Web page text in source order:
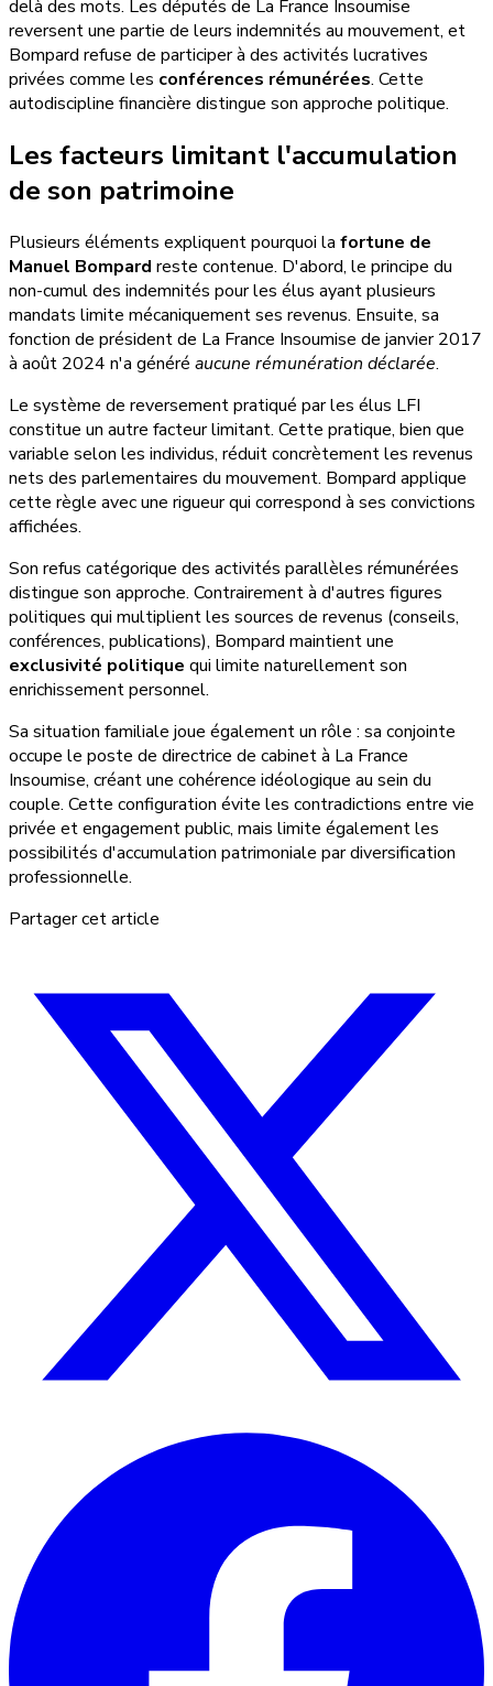
delà des mots. Les députés de La France Insoumise
reversent une partie de leurs indemnités au mouvement, et
Bompard refuse de participer à des activités lucratives
privées comme les conférences rémunérées. Cette
autodiscipline financière distingue son approche politique.
Les facteurs limitant l'accumulation
de son patrimoine
Plusieurs éléments expliquent pourquoi la fortune de
Manuel Bompard reste contenue. D'abord, le principe du
non-cumul des indemnités pour les élus ayant plusieurs
mandats limite mécaniquement ses revenus. Ensuite, sa
fonction de président de La France Insoumise de janvier 2017
à août 2024 n'a généré aucune rémunération déclarée.
Le système de reversement pratiqué par les élus LFI
constitue un autre facteur limitant. Cette pratique, bien que
variable selon les individus, réduit concrètement les revenus
nets des parlementaires du mouvement. Bompard applique
cette règle avec une rigueur qui correspond à ses convictions
affichées.
Son refus catégorique des activités parallèles rémunérées
distingue son approche. Contrairement à d'autres figures
politiques qui multiplient les sources de revenus (conseils,
conférences, publications), Bompard maintient une
exclusivité politique qui limite naturellement son
enrichissement personnel.
Sa situation familiale joue également un rôle : sa conjointe
occupe le poste de directrice de cabinet à La France
Insoumise, créant une cohérence idéologique au sein du
couple. Cette configuration évite les contradictions entre vie
privée et engagement public, mais limite également les
possibilités d'accumulation patrimoniale par diversification
professionnelle.
Partager cet article